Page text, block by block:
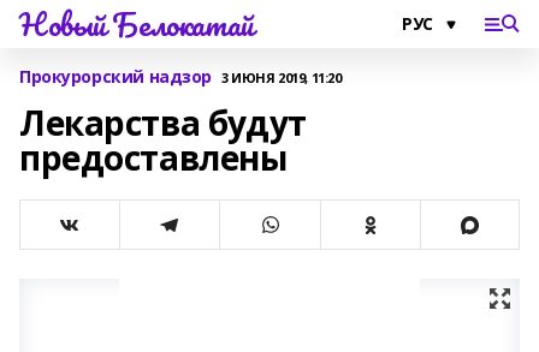
Новый Белокатай
Прокурорский надзор 3 ИЮНЯ 2019, 11:20
Лекарства будут
предоставлены